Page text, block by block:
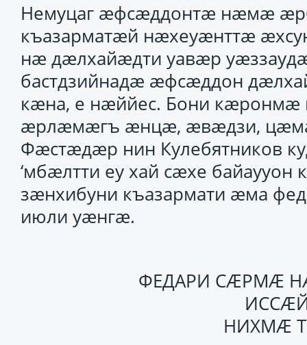
Немуцаг ӕфсӕддонтӕ нӕмӕ
къазарматӕй нӕхеуӕнттӕ
нӕ дӕлхайӕдти уавӕр
бастдзийнадӕ ӕфсӕддон
кӕна, е нӕййес. Бони кӕронмӕ
ӕрлӕмӕгъ ӕнцӕ, ӕвӕдзи,
Фӕстӕдӕр нин Кулебятников
‘мбӕлтти еу хай сӕхе байаууон
зӕнхибуни къазармати ӕма
июли уӕнгӕ.
ФЕДАРИ СӔРМӔ
НИХМӔ